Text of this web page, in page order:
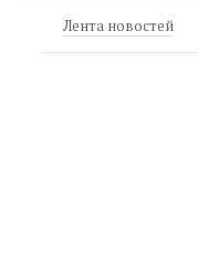
Лента новостей